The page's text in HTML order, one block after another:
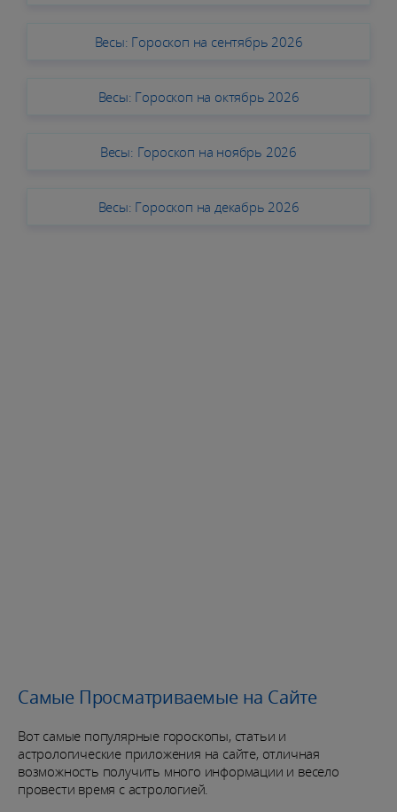
Весы: Гороскоп на сентябрь 2026
Весы: Гороскоп на октябрь 2026
Весы: Гороскоп на ноябрь 2026
Весы: Гороскоп на декабрь 2026
Самые Просматриваемые на Сайте
Вот самые популярные гороскопы, статьи и
астрологические приложения на сайте, отличная
возможность получить много информации и весело
провести время с астрологией.